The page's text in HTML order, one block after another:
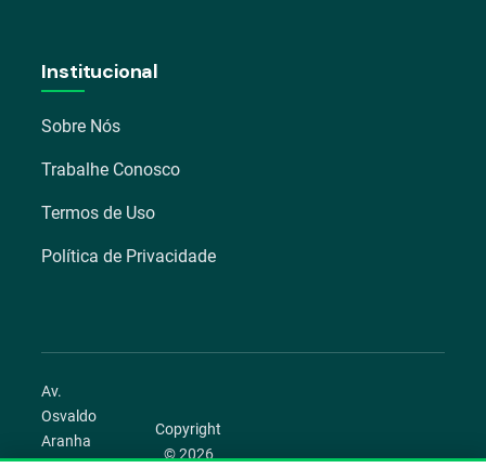
Institucional
Sobre Nós
Trabalhe Conosco
Termos de Uso
Política de Privacidade
Av.
Osvaldo
Aranha
Copyright
© 2026